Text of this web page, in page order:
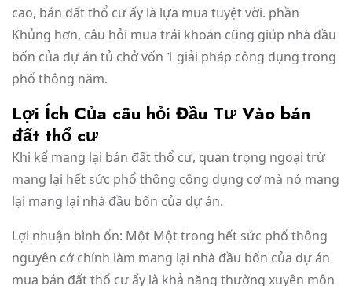
cao, bán đất thổ cư ấy là lựa mua tuyệt vời. phần
Khủng hơn, câu hỏi mua trái khoán cũng giúp nhà đầu
bốn của dự án tủ chở vốn 1 giải pháp công dụng trong
phổ thông năm.
Lợi Ích Của câu hỏi Đầu Tư Vào bán
đất thổ cư
Khi kể mang lại bán đất thổ cư, quan trọng ngoại trừ
mang lại hết sức phổ thông công dụng cơ mà nó mang
lại mang lại nhà đầu bốn của dự án.
Lợi nhuận bình ổn: Một Một trong hết sức phổ thông
nguyên cớ chính làm mang lại nhà đầu bốn của dự án
mua bán đất thổ cư ấy là khả năng thường xuyên môn